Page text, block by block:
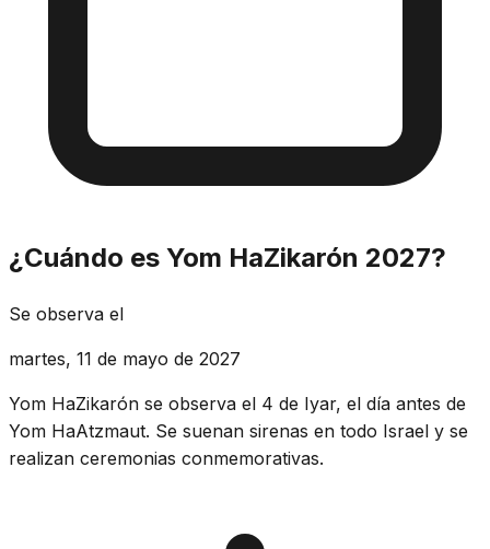
¿Cuándo es Yom HaZikarón 2027?
Se observa el
martes, 11 de mayo de 2027
Yom HaZikarón se observa el 4 de Iyar, el día antes de
Yom HaAtzmaut. Se suenan sirenas en todo Israel y se
realizan ceremonias conmemorativas.